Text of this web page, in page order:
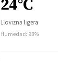
24°C
Llovizna ligera
Humedad: 98%